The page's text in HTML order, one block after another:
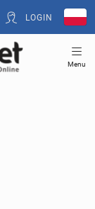
LOGIN
Menu